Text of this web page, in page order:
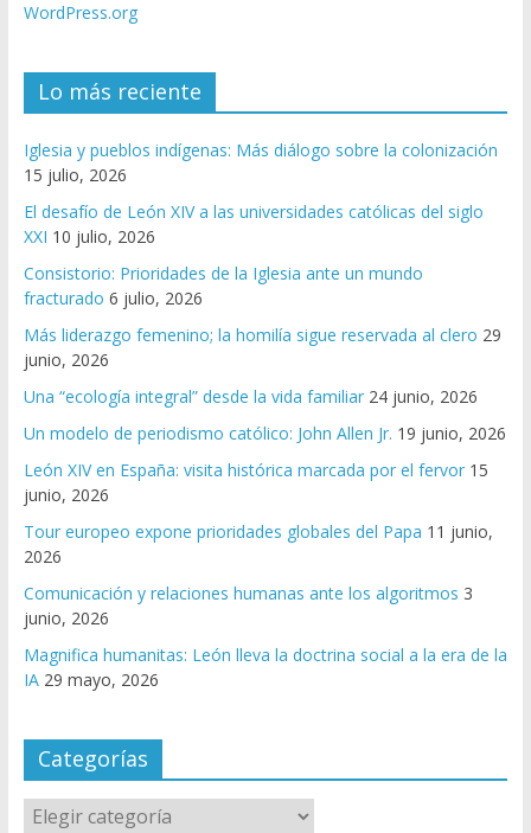
WordPress.org
Lo más reciente
Iglesia y pueblos indígenas: Más diálogo sobre la colonización
15 julio, 2026
El desafío de León XIV a las universidades católicas del siglo
XXI 10 julio, 2026
Consistorio: Prioridades de la Iglesia ante un mundo
fracturado 6 julio, 2026
Más liderazgo femenino; la homilía sigue reservada al clero 29
junio, 2026
Una “ecología integral” desde la vida familiar 24 junio, 2026
Un modelo de periodismo católico: John Allen Jr. 19 junio, 2026
León XIV en España: visita histórica marcada por el fervor 15
junio, 2026
Tour europeo expone prioridades globales del Papa 11 junio,
2026
Comunicación y relaciones humanas ante los algoritmos 3
junio, 2026
Magnifica humanitas: León lleva la doctrina social a la era de la
IA 29 mayo, 2026
Categorías